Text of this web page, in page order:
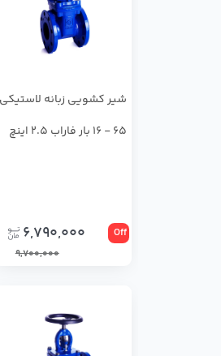
شير كشويي زبانه لاستيكي
65 - 16 بار فاراب 2.5 اینچ
Off
6,790,000
9,700,000